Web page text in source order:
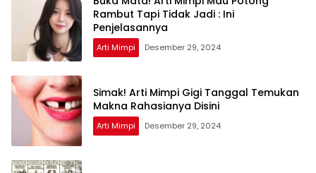
Rambut Tapi Tidak Jadi : Ini
Penjelasannya
Arti Mimpi Desember 29, 2024
Simak! Arti Mimpi Gigi Tanggal Temukan
Makna Rahasianya Disini
Arti Mimpi Desember 29, 2024